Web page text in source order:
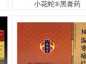
小花蛇®黑膏药